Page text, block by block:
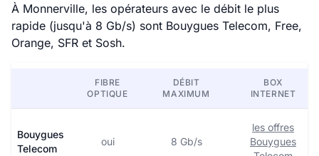
À Monnerville, les opérateurs avec le débit le plus
rapide (jusqu'à 8 Gb/s) sont Bouygues Telecom, Free,
Orange, SFR et Sosh.
FIBRE
OPTIQUE
DÉBIT
MAXIMUM
BOX
INTERNET
Bouygues
Telecom
oui 8 Gb/s
les offres
Bouygues